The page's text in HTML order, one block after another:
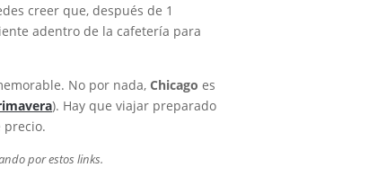
creer que, después de 1
adentro de la cafetería para
No por nada,Chicago es
). Hay que viajar preparado
precio.
por estos links.